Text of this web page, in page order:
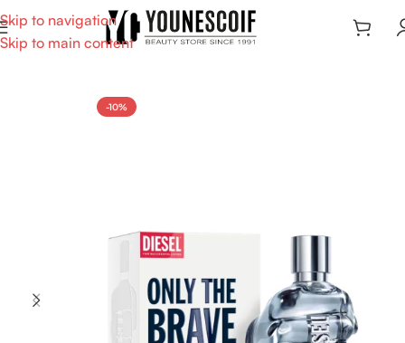
Skip to navigation
Skip to main content
-10%